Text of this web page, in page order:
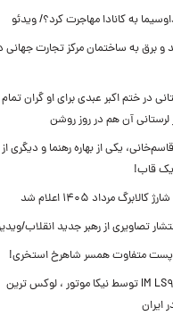
به کانادا مهاجرت کرد؟/ ویدئو
و برق به ساختمان مرکز تجارت جهانی
در ختم اکبر عبدی برای او گران تمام
لرستانی آن هم در روز روشن
یکی از بهاره رهنما و دیگری از
یک قاب!
مرداد ۱۴۰۵ اعلام شد
تصاویری از رهبر جدید انقلاب/
پست متفاوت همسر شاهرخ استخری!
رونمایی خودرو IM LS۹ توسط نیکا موتور ، لوکس ترین